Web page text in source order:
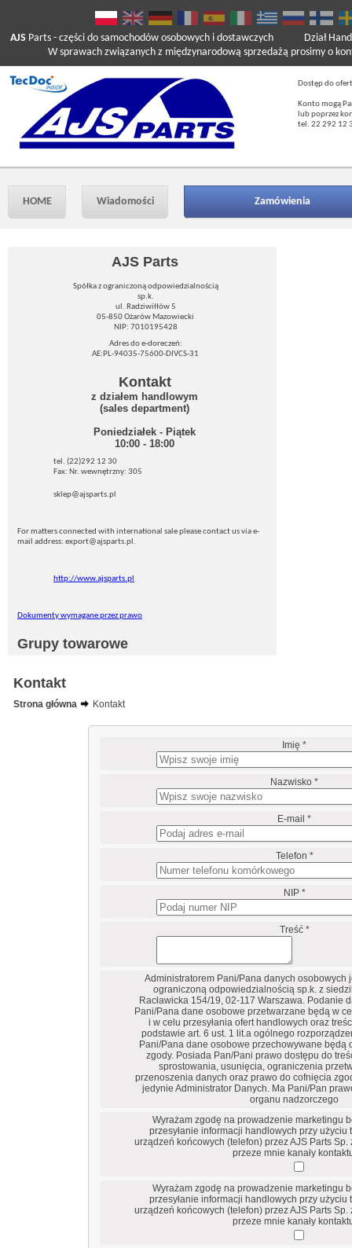
AJS Parts - części do samochodów osobowych i dostawczych
W sprawach związanych z międzynarodową sprzedażą prosimy o
Dział
Dostęp do
Konto mogą
lub poprzez
tel. 22 292 12
HOME Wiadomości Zamówienia
AJS Parts
Spółka z ograniczoną odpowiedzialnością
sp.k.
ul. Radziwiłłów 5
05-850 Ożarów Mazowiecki
NIP: 7010195428
Adres do e-doreczeń:
AE:PL-94035-75600-DIVCS-31
Kontakt
z działem handlowym
(sales department)
Poniedziałek - Piątek
10:00 - 18:00
tel. (22)292 12 30
Fax: Nr. wewnętrzny: 305
sklep@ajsparts.pl
For matters connected with international sale please contact us via e-
mail address: export@ajsparts.pl.
http://www.ajsparts.pl
Dokumenty wymagane przez prawo
Grupy towarowe
Kontakt
Strona główna Kontakt
Imię *
Nazwisko *
E-mail *
Telefon *
NIP *
Treść *
Administratorem Pani/Pana danych osobowych
ograniczoną odpowiedzialnością sp.k. z
Racławicka 154/19, 02-117 Warszawa. Podanie
Pani/Pana dane osobowe przetwarzane będą w
i w celu przesyłania ofert handlowych oraz
podstawie art. 6 ust. 1 lit.a ogólnego
Pani/Pana dane osobowe przechowywane będą
zgody. Posiada Pan/Pani prawo dostępu do
sprostowania, usunięcia, ograniczenia
przenoszenia danych oraz prawo do cofnięcia
jedynie Administrator Danych. Ma Pani/Pan
organu nadzorczego
Wyrażam zgodę na prowadzenie marketingu
przesyłanie informacji handlowych przy użyciu
urządzeń końcowych (telefon) przez AJS Parts Sp.
przeze mnie kanały
Wyrażam zgodę na prowadzenie marketingu
przesyłanie informacji handlowych przy użyciu
urządzeń końcowych (telefon) przez AJS Parts Sp.
przeze mnie kanały